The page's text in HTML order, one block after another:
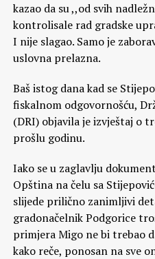
kazao da su ,,od svih
kontrolisale rad gradske
I nije slagao. Samo je
uslovna prelazna.
Baš istog dana kad se
fiskalnom odgovornošću,
(DRI) objavila je izvještaj o
prošlu godinu.
Iako se u zaglavlju
Opština na čelu sa
slijede prilično zanimljivi
gradonačelnik Podgorice
primjera Migo ne bi trebao
kako reče, ponosan na sve